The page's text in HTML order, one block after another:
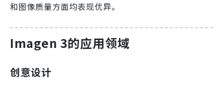
和图像质量方面均表现优异。
Imagen 3的应用领域
创意设计